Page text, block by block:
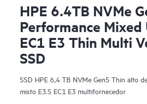
HPE 6.4TB NVMe
Performance Mixed
EC1 E3 Thin Multi
SSD
SSD HPE 6,4 TB NVMe Gen5 Thin alto
misto E3.S EC1 E3 multifornecedor